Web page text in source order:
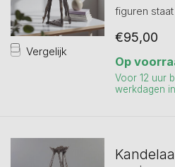
Vergelijk
figuren
€95,00
Op
Voor 12 uur
werkdagen